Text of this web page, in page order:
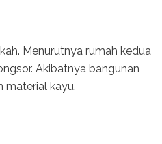
Menurutnya rumah kedua
Akibatnya bangunan
material kayu.